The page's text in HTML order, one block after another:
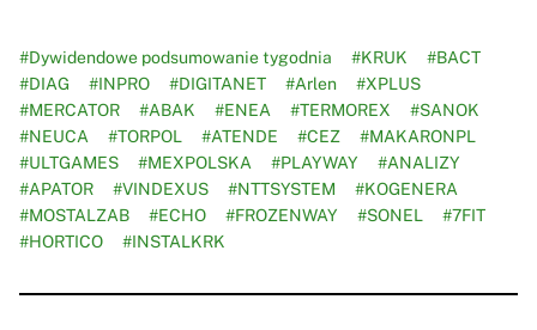
#Dywidendowe podsumowanie tygodnia #KRUK
#BACT
#DIAG
#INPRO #DIGITANET #Arlen
#XPLUS
#MERCATOR
#ABAK #ENEA #TERMOREX
#SANOK
#NEUCA
#TORPOL #ATENDE #CEZ
#MAKARONPL
#ULTGAMES
#MEXPOLSKA #PLAYWAY
#ANALIZY
#APATOR
#VINDEXUS #NTTSYSTEM
#KOGENERA
#MOSTALZAB
#ECHO #FROZENWAY #SONEL
#7FIT
#HORTICO
#INSTALKRK